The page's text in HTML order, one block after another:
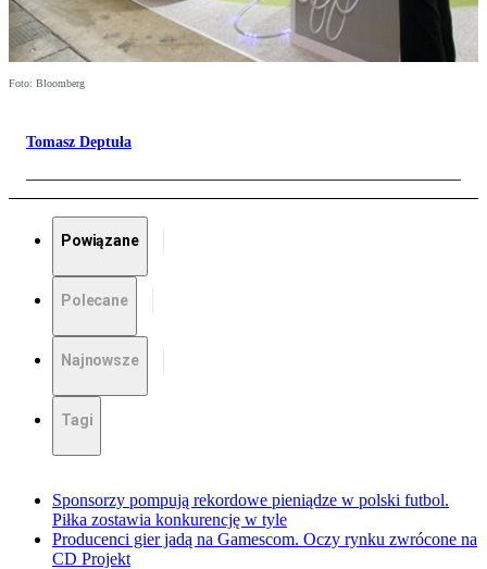
Foto: Bloomberg
Tomasz Deptuła
Powiązane
Polecane
Najnowsze
Tagi
Sponsorzy pompują rekordowe pieniądze w polski futbol.
Piłka zostawia konkurencję w tyle
Producenci gier jadą na Gamescom. Oczy rynku zwrócone na
CD Projekt